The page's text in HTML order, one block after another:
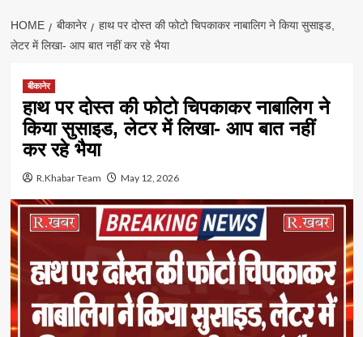
HOME बीकानेर
हाथ पर दोस्त की फोटो चिपकाकर नाबालिग ने किया सुसाइड,
लेटर में लिखा- आप बात नहीं कर रहे भैया
बीकानेर
हाथ पर दोस्त की फोटो चिपकाकर नाबालिग ने
किया सुसाइड, लेटर में लिखा- आप बात नहीं
कर रहे भैया
R.Khabar Team May 12, 2026